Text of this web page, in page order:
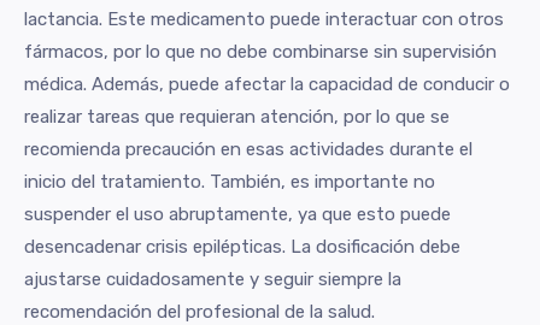
lactancia. Este medicamento puede interactuar con otros
fármacos, por lo que no debe combinarse sin supervisión
médica. Además, puede afectar la capacidad de conducir o
realizar tareas que requieran atención, por lo que se
recomienda precaución en esas actividades durante el
inicio del tratamiento. También, es importante no
suspender el uso abruptamente, ya que esto puede
desencadenar crisis epilépticas. La dosificación debe
ajustarse cuidadosamente y seguir siempre la
recomendación del profesional de la salud.